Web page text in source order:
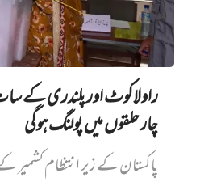
راولاکوٹ اور پلندری کے
چار حلقوں میں پولنگ ہوگی
پاکستان کے زیر انتظام کشمیر